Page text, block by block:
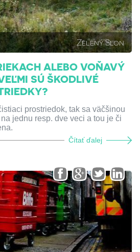
Zelený Slon
ALEBO VOŇAVÝ
SÚ ŠKODLIVÉ
prostriedok, tak sa väčšinou
jednu resp. dve veci a tou je či
Čítať ďalej